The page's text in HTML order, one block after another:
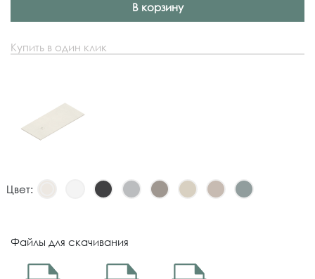
В корзину
Купить в один клик
Цвет:
Файлы для скачивания